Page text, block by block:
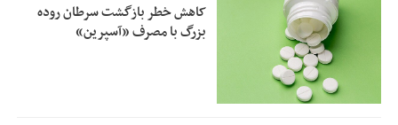
کاهش خطر بازگشت سرطان روده
بزرگ با مصرف «آسپرین»